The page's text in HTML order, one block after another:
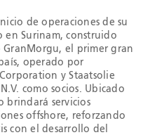
de operaciones de su
en Surinam, construido
el primer gran
operado por
y Staatsolie
como socios. Ubicado
brindará servicios
offshore, reforzando
con el desarrollo del